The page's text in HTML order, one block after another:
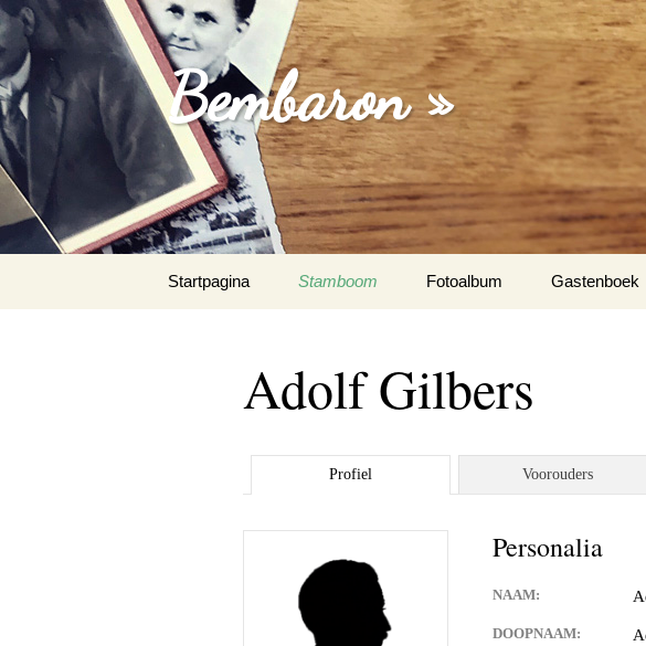
Bembaron »
naar
Startpagina Stamboom Fotoalbum Gastenboek
Adolf Gilbers
Profiel Voorouders
Personalia
NAAM:
DOOPNAAM: